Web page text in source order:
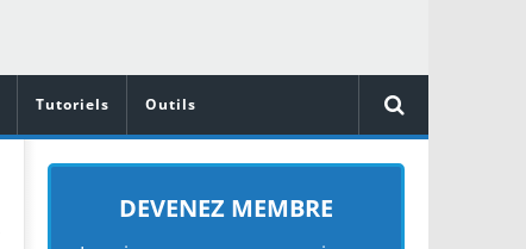
Tutoriels Outils
DEVENEZ MEMBRE